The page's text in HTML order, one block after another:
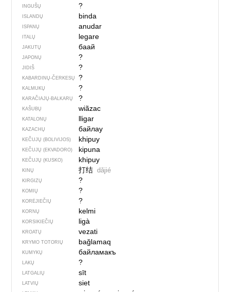
INGUŠŲ ?
ISLANDŲ binda
ISPANŲ anudar
ITALŲ legare
JAKUTŲ баай
JAPONŲ ?
JIDIŠ ?
KABARDINŲ-ČERKESŲ ?
KALMUKŲ ?
KARAČIAJŲ-BALKARŲ ?
KAŠUBŲ wiãzac
KATALONŲ lligar
KAZACHŲ байлау
KEČUJŲ (BOLIVIJOS) khipuy
KEČUJŲ (EKVADORO) kipuna
KEČUJŲ (KUSKO) khipuy
KINŲ 打结 dǎjié
KIRGIZŲ ?
KOMIŲ ?
KORĖJIEČIŲ ?
KORNŲ kelmi
KORSIKIEČIŲ ligà
KROATŲ vezati
KRYMO TOTORIŲ bağlamaq
KUMYKŲ байламакъ
LAKŲ ?
LATGALIŲ sīt
LATVIŲ siet